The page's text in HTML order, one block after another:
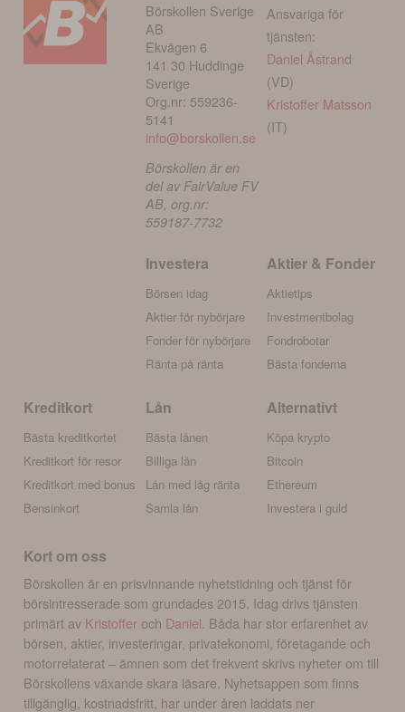
Börskollen Sverige
AB
Ekvägen 6
141 30 Huddinge
Sverige
Org.nr: 559236-
5141
info@borskollen.se
Börskollen är en
del av FairValue FV
AB, org.nr:
559187-7732
Ansvariga för
tjänsten:
Daniel Åstrand
(VD)
Kristoffer Matsson
(IT)
Investera
Börsen idag
Aktier för nybörjare
Fonder för nybörjare
Ränta på ränta
Aktier & Fonder
Aktietips
Investmentbolag
Fondrobotar
Bästa fonderna
Kreditkort
Bästa kreditkortet
Kreditkort för resor
Kreditkort med bonus
Bensinkort
Lån
Bästa lånen
Billiga lån
Lån med låg ränta
Samla lån
Alternativt
Köpa krypto
Bitcoin
Ethereum
Investera i guld
Kort om oss
Börskollen är en prisvinnande nyhetstidning och tjänst för
börsintresserade som grundades 2015. Idag drivs tjänsten
primärt av Kristoffer och Daniel . Båda har stor erfarenhet av
börsen, aktier, investeringar, privatekonomi, företagande och
motorrelaterat – ämnen som det frekvent skrivs nyheter om till
Börskollens växande skara läsare. Nyhetsappen som finns
tillgänglig, kostnadsfritt, har under åren laddats ner